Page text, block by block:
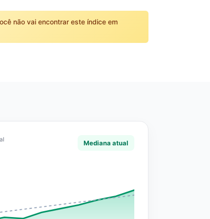
não vai encontrar este índice em
Mediana atual